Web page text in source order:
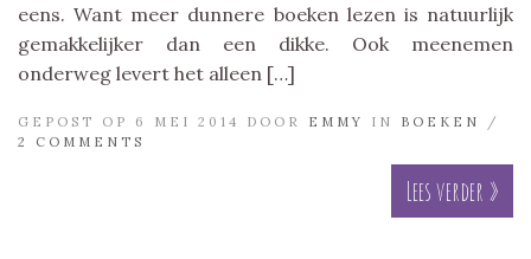
eens. Want meer dunnere boeken lezen is natuurlijk
gemakkelijker dan een dikke. Ook meenemen
onderweg levert het alleen […]
GEPOST OP 6 MEI 2014 DOOR EMMY IN BOEKEN
/
2 COMMENTS
Lees verder »